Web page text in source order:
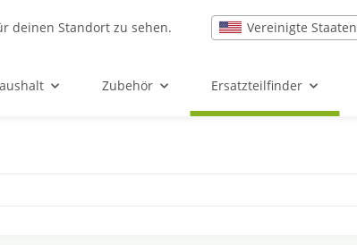
deinen Standort zu sehen. Vereinigte Staaten
Zubehör Ersatzteilfinder